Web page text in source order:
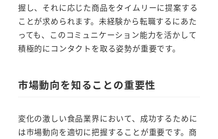
握し、それに応じた商品をタイムリーに提案する
ことが求められます。未経験から転職するにあた
っても、このコミュニケーション能力を活かして
積極的にコンタクトを取る姿勢が重要です。
市場動向を知ることの重要性
変化の激しい食品業界において、成功するために
は市場動向を適切に把握することが重要です。商